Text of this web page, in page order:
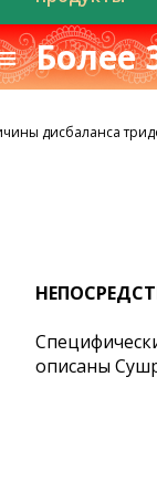
Более
дисбаланса
описаны